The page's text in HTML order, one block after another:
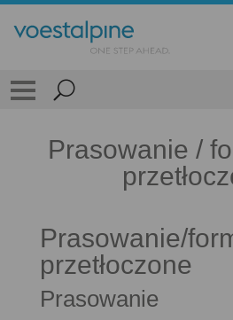
Prasowanie /
Prasowanie/
przetłoczone
Prasowanie